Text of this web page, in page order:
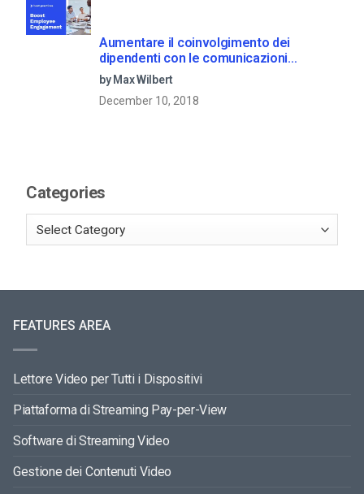
Aumentare il coinvolgimento dei
dipendenti con le comunicazioni
aziendali in live streaming
by Max Wilbert
December 10, 2018
Categories
FEATURES AREA
Lettore Video per Tutti i Dispositivi
Piattaforma di Streaming Pay-per-View
Software di Streaming Video
Gestione dei Contenuti Video